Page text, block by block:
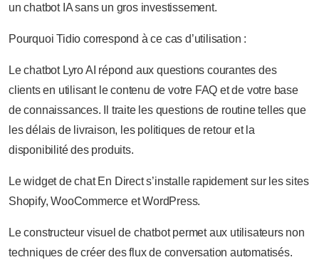
un chatbot IA sans un gros investissement.
Pourquoi Tidio correspond à ce cas d’utilisation :
Le chatbot Lyro AI répond aux questions courantes des
clients en utilisant le contenu de votre FAQ et de votre base
de connaissances. Il traite les questions de routine telles que
les délais de livraison, les politiques de retour et la
disponibilité des produits.
Le widget de chat En Direct s’installe rapidement sur les sites
Shopify, WooCommerce et WordPress.
Le constructeur visuel de chatbot permet aux utilisateurs non
techniques de créer des flux de conversation automatisés.